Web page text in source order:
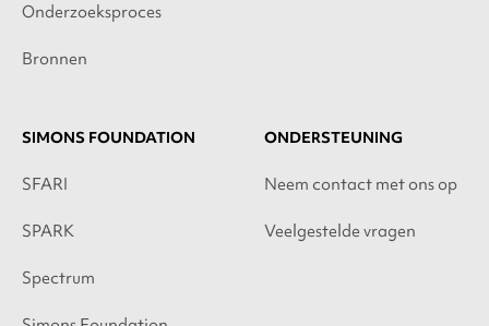
Onderzoeksproces
Bronnen
SIMONS FOUNDATION
SFARI
SPARK
Spectrum
ONDERSTEUNING
Neem contact met ons op
Veelgestelde vragen